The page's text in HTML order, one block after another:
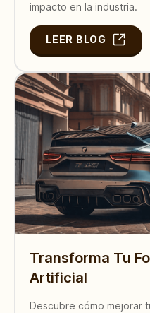
impacto en la industria.
LEER BLOG
Transforma Tu
Artificial
Descubre cómo mejorar